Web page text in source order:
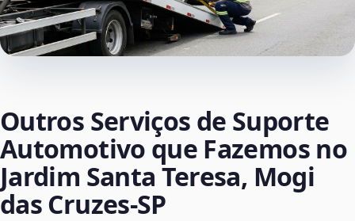
Outros Serviços de Suporte
Automotivo que Fazemos no
Jardim Santa Teresa, Mogi
das Cruzes‑SP